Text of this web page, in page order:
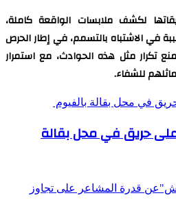
لكشف ملابسات الواقعة كاملة،
في الاشتباه بالتسمم، في إطار الحرص
تكرار مثل هذه الحوادث، مع استمرار
للشفاء.
في محل بقالة بالفيوم
على حريق في محل بقالة
قدرة المشاعر على تجاوز